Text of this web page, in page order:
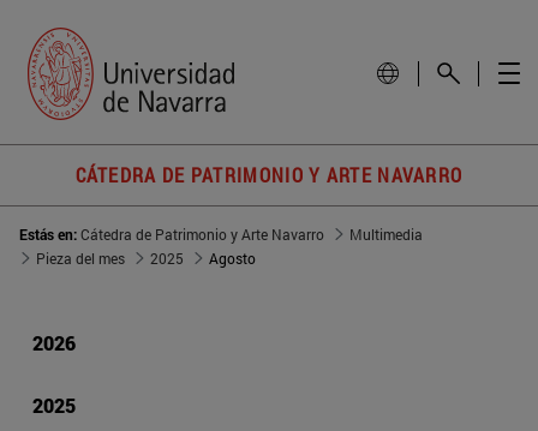
CÁTEDRA DE PATRIMONIO Y ARTE NAVARRO
Estás en:Cátedra de Patrimonio y Arte Navarro
Multimedia
Pieza del mes
2025 Agosto
2026
2025